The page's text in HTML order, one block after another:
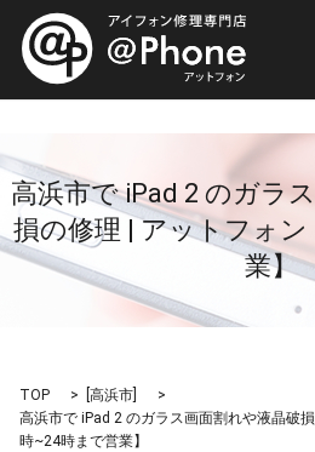
高浜市で iPad 2 のガラ
損の修理 | アットフォ
業】
TOP [高浜市
高浜市で iPad 2 のガラス画面割れや液晶破
時~24時まで営業】